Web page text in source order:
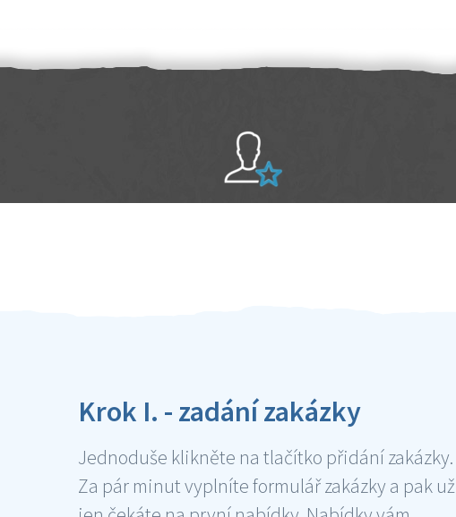
Krok I. - zadání zakázky
Jednoduše klikněte na tlačítko přidání zakázky.
Za pár minut vyplníte formulář zakázky a pak už